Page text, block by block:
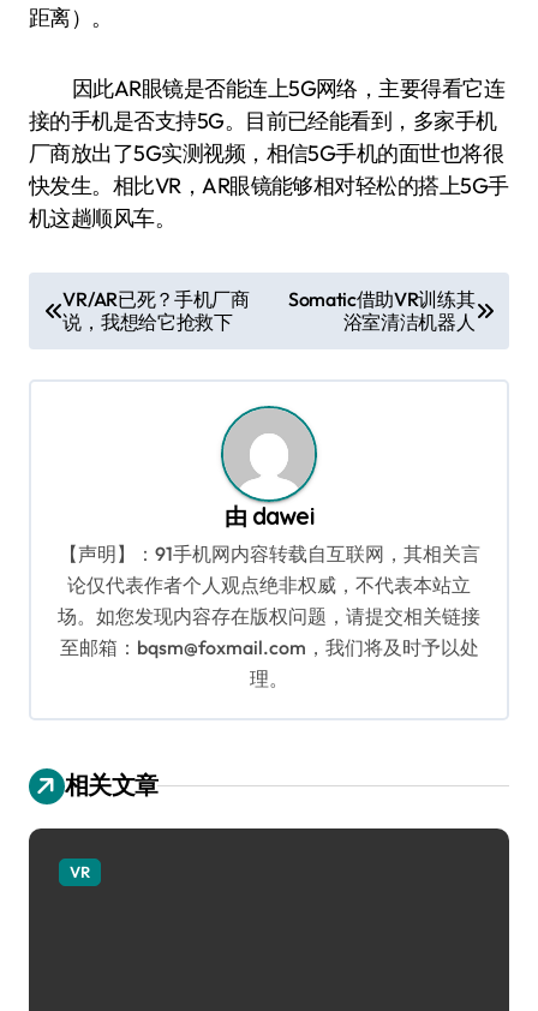
距离）。
因此AR眼镜是否能连上5G网络，主要得看它连
接的手机是否支持5G。目前已经能看到，多家手机
厂商放出了5G实测视频，相信5G手机的面世也将很
快发生。相比VR，AR眼镜能够相对轻松的搭上5G手
机这趟顺风车。
章
导
VR/AR已死？手机厂商
说，我想给它抢救下
Somatic借助VR训练其
浴室清洁机器人
由 dawei
【声明】：91手机网内容转载自互联网，其相关言
论仅代表作者个人观点绝非权威，不代表本站立
场。如您发现内容存在版权问题，请提交相关链接
至邮箱：bqsm@foxmail.com，我们将及时予以处
理。
相关文章
VR